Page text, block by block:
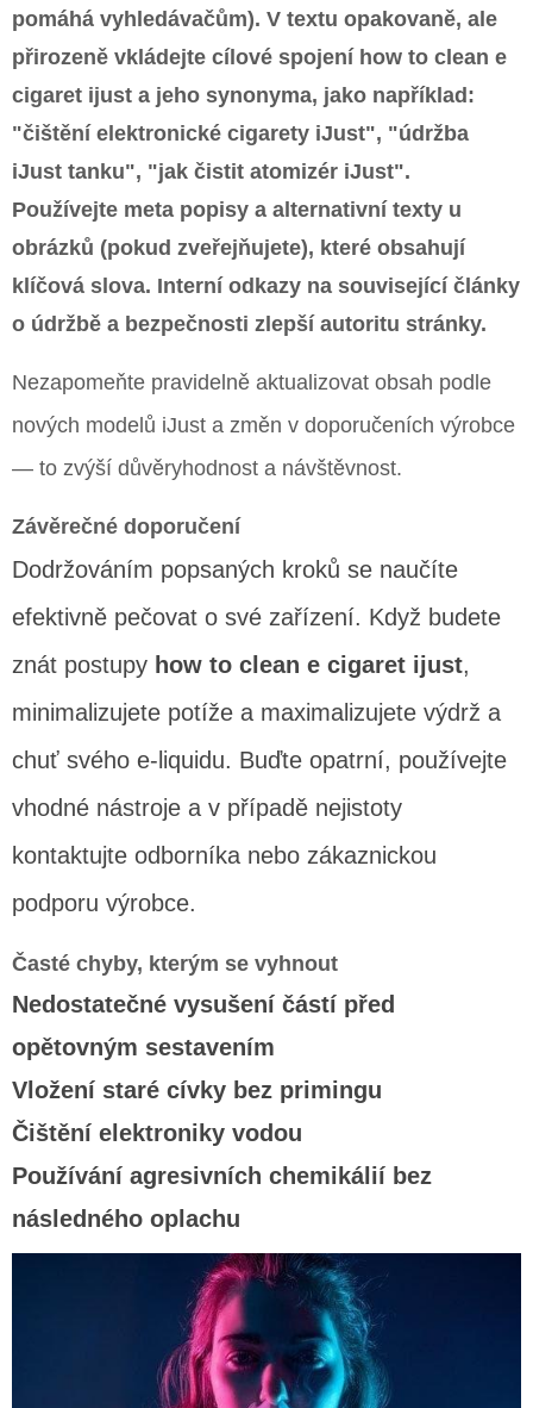
pomáhá vyhledávačům). V textu opakovaně, ale
přirozeně vkládejte cílové spojení how to clean e
cigaret ijust a jeho synonyma, jako například:
"čištění elektronické cigarety iJust", "údržba
iJust tanku", "jak čistit atomizér iJust".
Používejte meta popisy a alternativní texty u
obrázků (pokud zveřejňujete), které obsahují
klíčová slova. Interní odkazy na související články
o údržbě a bezpečnosti zlepší autoritu stránky.
Nezapomeňte pravidelně aktualizovat obsah podle
nových modelů iJust a změn v doporučeních výrobce
— to zvýší důvěryhodnost a návštěvnost.
Závěrečné doporučení
Dodržováním popsaných kroků se naučíte
efektivně pečovat o své zařízení. Když budete
znát postupy how to clean e cigaret ijust,
minimalizujete potíže a maximalizujete výdrž a
chuť svého e-liquidu. Buďte opatrní, používejte
vhodné nástroje a v případě nejistoty
kontaktujte odborníka nebo zákaznickou
podporu výrobce.
Časté chyby, kterým se vyhnout
Nedostatečné vysušení částí před
opětovným sestavením
Vložení staré cívky bez primingu
Čištění elektroniky vodou
Používání agresivních chemikálií bez
následného oplachu